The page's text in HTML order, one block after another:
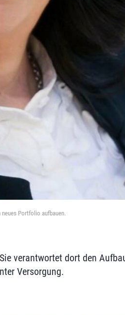
Portfolio aufbauen.
verantwortet dort den
Versorgung.